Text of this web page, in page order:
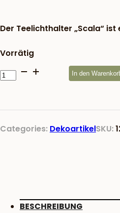
24,83
Der Teelichthalter „Scala“
Vorrätig
Teelichthalter
Scala
In den
Categories: DekoartikelSKU:
BESCHREIBUNG